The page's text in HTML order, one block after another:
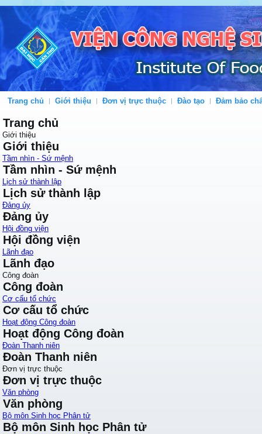
Trang chủ Giới thiệu Đơn vị trực thuộc Đào tạo Đảm bảo
Trang chủ
Giới thiệu
Giới thiệu
Tầm nhìn - Sứ mệnh
Tầm nhìn - Sứ mệnh
Lịch sử thành lập
Lịch sử thành lập
Đảng ủy
Đảng ủy
Hội đồng viện
Hội đồng viện
Lãnh đạo
Lãnh đạo
Công đoàn
Công đoàn
Cơ cấu tổ chức
Cơ cấu tổ chức
Hoạt động Công đoàn
Hoạt động Công đoàn
Đoàn Thanh niên
Đoàn Thanh niên
Đơn vị trực thuộc
Đơn vị trực thuộc
Văn phòng
Văn phòng
Bộ môn Sinh học Phân tử
Bộ môn Sinh học Phân tử